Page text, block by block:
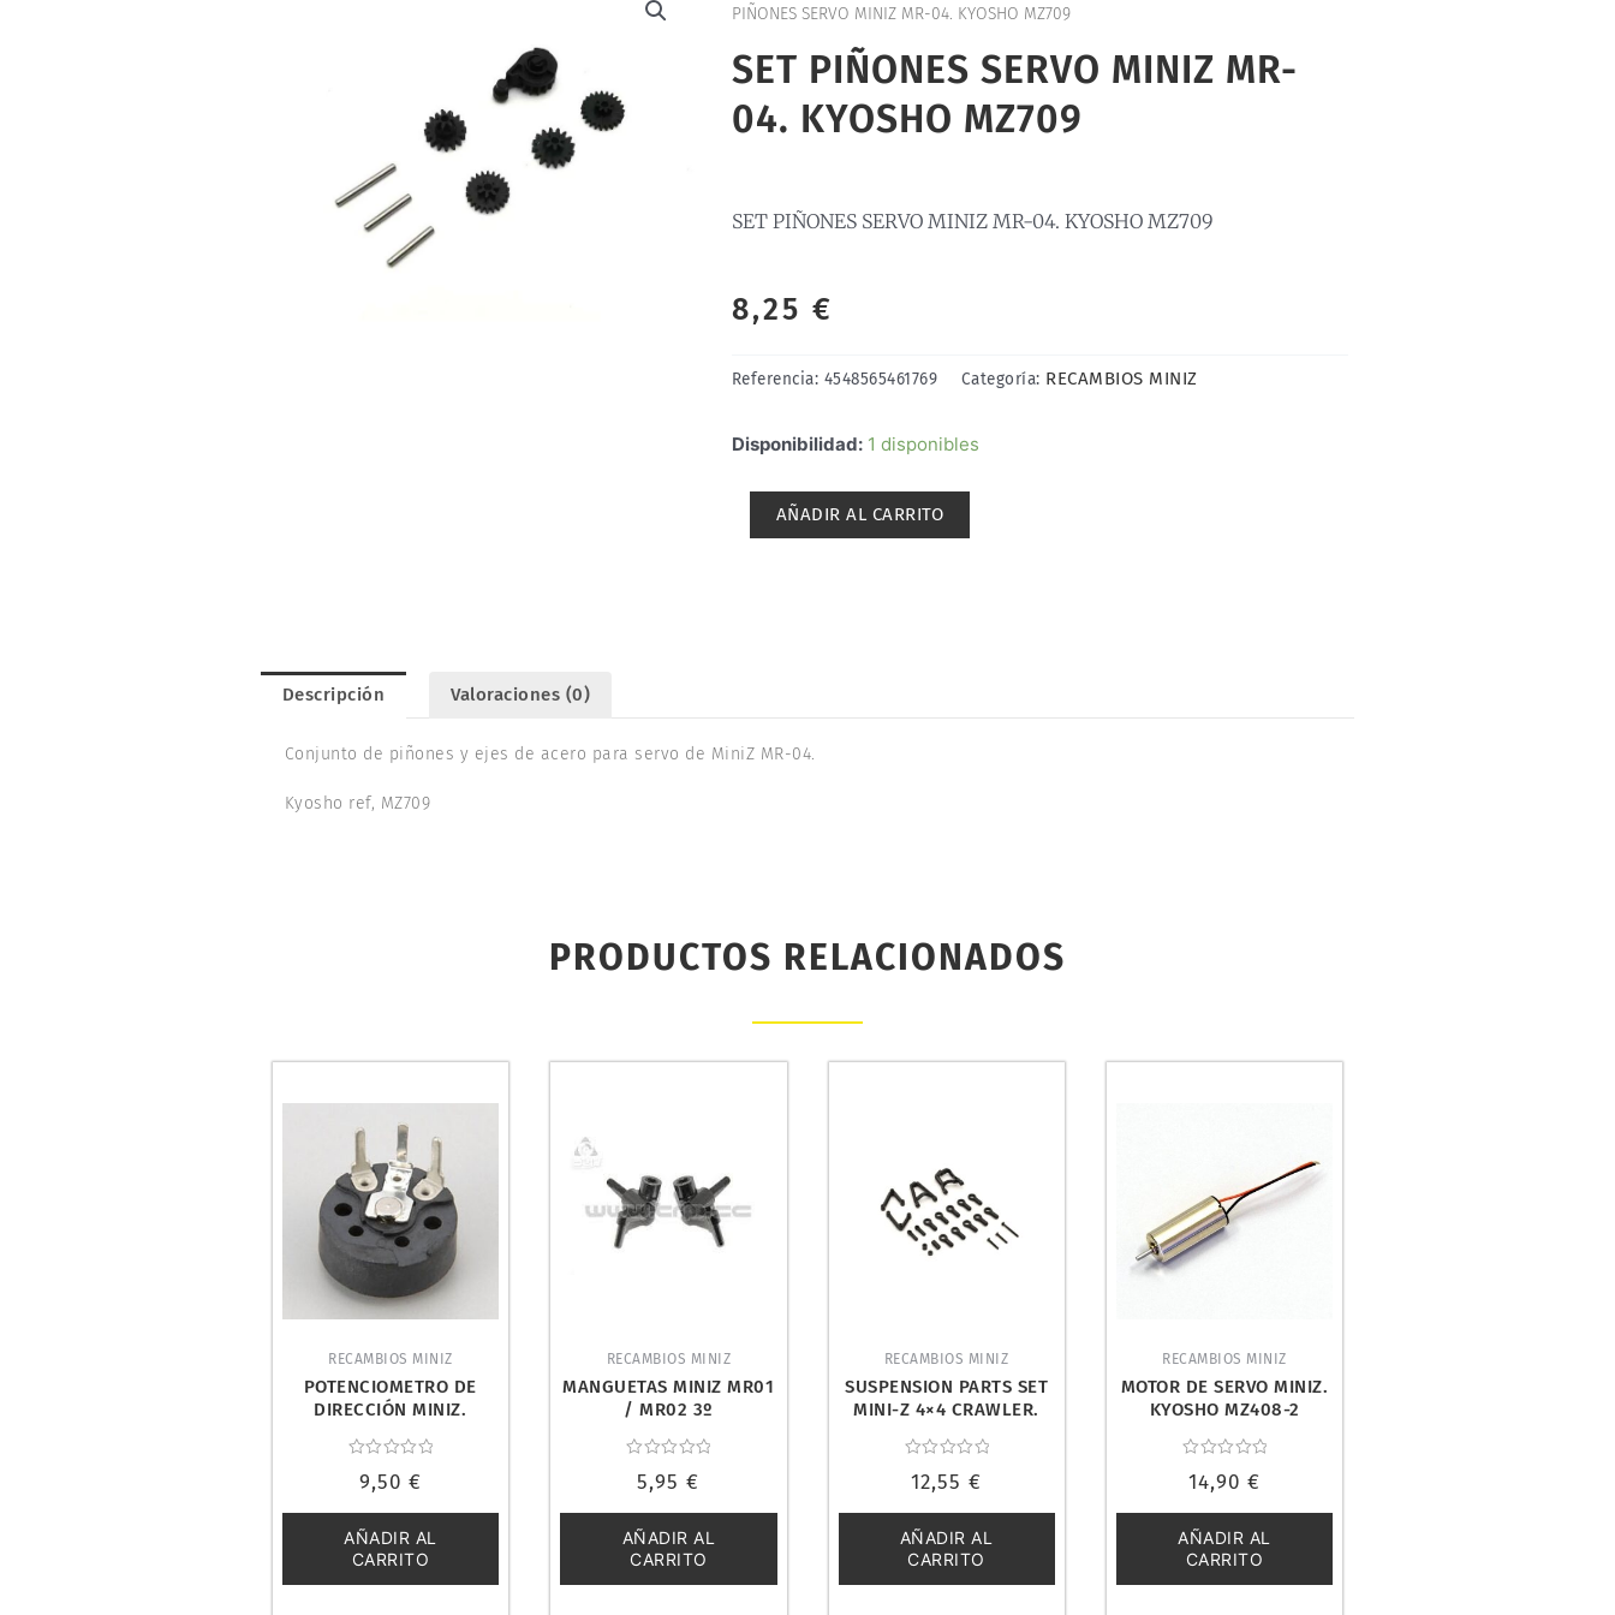
PIÑONES SERVO MINIZ MR-04. KYOSHO MZ709
SET PIÑONES SERVO MINIZ MR-
04. KYOSHO MZ709
SET PIÑONES SERVO MINIZ MR-04. KYOSHO MZ709
8,25 €
Referencia: 4548565461769 Categoría: RECAMBIOS MINIZ
Disponibilidad: 1 disponibles
SET
AÑADIR AL CARRITO
Descripción Valoraciones (0)
Conjunto de piñones y ejes de acero para servo de MiniZ MR-04.
Kyosho ref, MZ709
PRODUCTOS RELACIONADOS
RECAMBIOS MINIZ
POTENCIOMETRO DE
DIRECCIÓN MINIZ.
con
de
5
9,50 €
AÑADIR AL
CARRITO
RECAMBIOS MINIZ
MANGUETAS MINIZ MR01
/ MR02 3º
con
de
5
5,95€
AÑADIR AL
CARRITO
RECAMBIOS MINIZ
SUSPENSION PARTS SET
MINI-Z 4×4 CRAWLER.
con
de
5
12,55€
AÑADIR AL
CARRITO
RECAMBIOS MINIZ
MOTOR DE SERVO MINIZ.
KYOSHO MZ408-2
con
de
5
14,90€
AÑADIR AL
CARRITO